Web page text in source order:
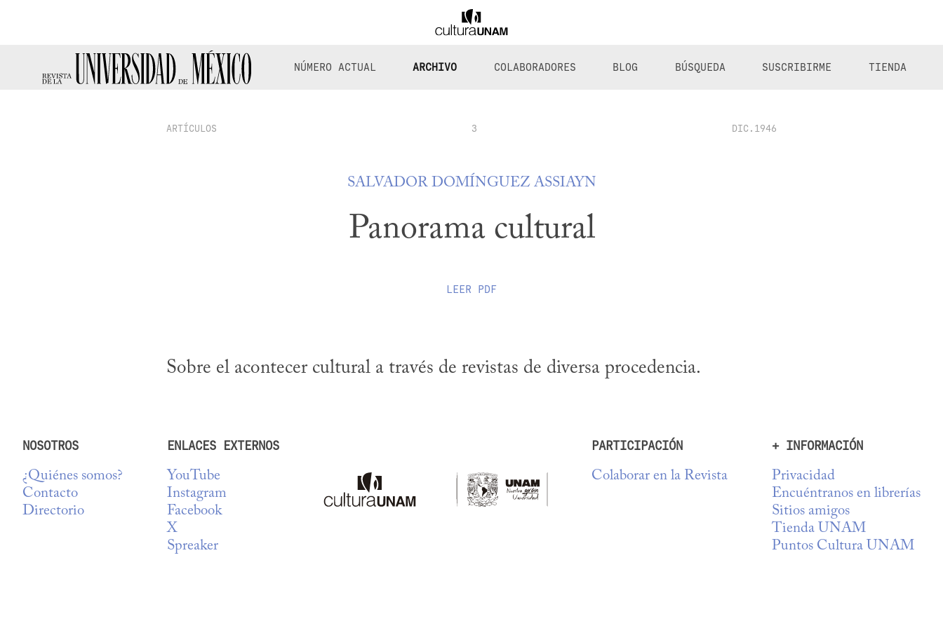
NÚMERO ACTUAL ARCHIVO COLABORADORES BLOG BÚSQUEDA SUSCRIBIRME TIENDA
ARTÍCULOS 3 DIC.1946
SALVADOR DOMÍNGUEZ ASSIAYN
Panorama cultural
LEER PDF
Sobre el acontecer cultural a través de revistas de diversa procedencia.
NOSOTROS
¿Quiénes somos?
Contacto
Directorio
ENLACES EXTERNOS
YouTube
Instagram
Facebook
X
Spreaker
PARTICIPACIÓN
Colaborar en la Revista
+ INFORMACIÓN
Privacidad
Encuéntranos en librerías
Sitios amigos
Tienda UNAM
Puntos Cultura UNAM